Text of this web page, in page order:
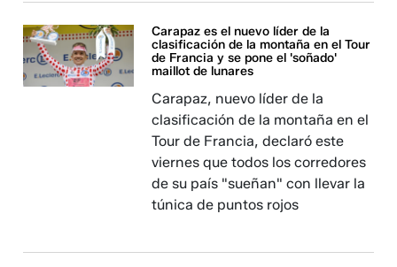
Carapaz es el nuevo líder de la
clasificación de la montaña en el Tour
de Francia y se pone el 'soñado'
maillot de lunares
Carapaz, nuevo líder de la
clasificación de la montaña en el
Tour de Francia, declaró este
viernes que todos los corredores
de su país "sueñan" con llevar la
túnica de puntos rojos